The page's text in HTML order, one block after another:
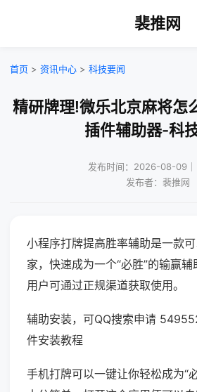
裴推网
首页 > 资讯中心 > 科技要闻
精研牌理!微乐北京麻将怎
插件辅助器-科
发布时间：2026-08-09｜
发布者：裴推网
小程序打牌提高胜率辅助是一款
家，快速成为一个“必胜”的输赢
用户可通过正规渠道获取使用。
辅助安装，可QQ搜索申请
件安装教程
手机打牌可以一键让你轻松成为“